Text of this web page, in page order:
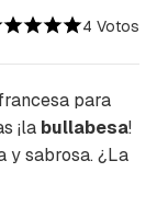
4 Votos
para
¡la bullabesa!
y sabrosa. ¿La